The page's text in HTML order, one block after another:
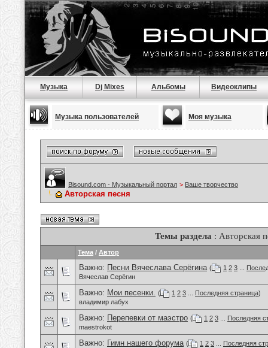
Музыка Dj Mixes Альбомы Видеоклипы
Музыка пользователей Моя музыка
Bisound.com - Музыкальный портал > Ваше творчество
Авторская песня
Темы раздела : Авторская
Тема / Автор
Важно: Песни Вячеслава Серёгина ( 1 2 3
Вячеслав Серёгин
Важно: Мои песенки. ( 1 2 3 Последняя страница)
владимир лабух
Важно: Перепевки от маэстро ( 1 2 3
Последняя
maestrokot
Важно: Гимн нашего форума ( 1 2 3
Последняя